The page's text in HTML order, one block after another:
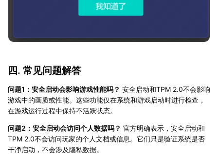
四. 常见问题解答
问题1：安全启动会影响游戏性能吗？ 安全启动和TPM 2.0不会影响
游戏中的画质或性能。这些功能仅在系统和游戏启动时进行检查，
在游戏运行过程中保持不活跃状态。
问题2：安全启动会访问个人数据吗？ 官方明确表示，安全启动和
TPM 2.0不会访问玩家的个人文档或信息。它们只是验证系统是否
干净启动，不会涉及隐私数据。